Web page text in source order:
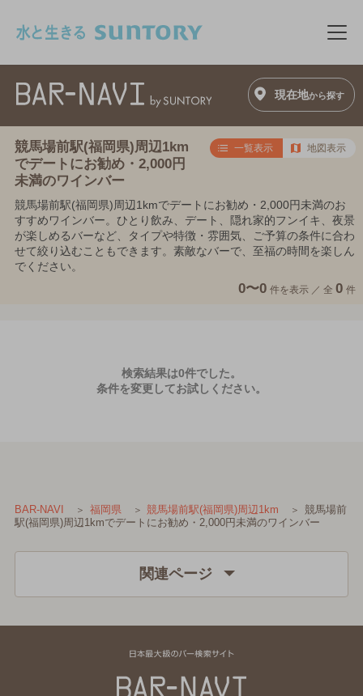
メ
現在地から探す
競馬場前駅(福岡県)周辺1km
でデートにお勧め・2,000円
未満のワインバー
一覧表示 地図表示
競馬場前駅(福岡県)周辺1kmでデートにお勧め・2,000円未満のお
すすめワインバー。ひとり飲み、デート、隠れ家的フンイキ、夜景
が楽しめるバーなど、タイプや特徴・雰囲気、ご予算の条件に合わ
せて絞り込むこともできます。素敵なバーで、至福の時間を楽しん
でください。
0〜0 件を表示 ／ 全 0 件
検索結果は0件でした。
条件を変更してお試しください。
BAR-NAVI 福岡県 競馬場前駅(福岡県)周辺1km
競馬場前
駅(福岡県)周辺1kmでデートにお勧め・2,000円未満のワインバー
関連ページ